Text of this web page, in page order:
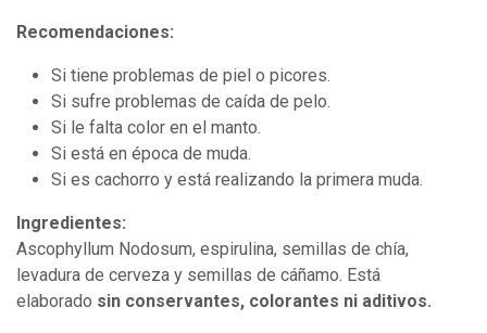
Recomendaciones:
Si tiene problemas de piel o picores.
Si sufre problemas de caída de pelo.
Si le falta color en el manto.
Si está en época de muda.
Si es cachorro y está realizando la primera muda.
Ingredientes:
Ascophyllum Nodosum, espirulina, semillas de chía,
levadura de cerveza y semillas de cáñamo. Está
elaborado sin conservantes, colorantes ni aditivos.